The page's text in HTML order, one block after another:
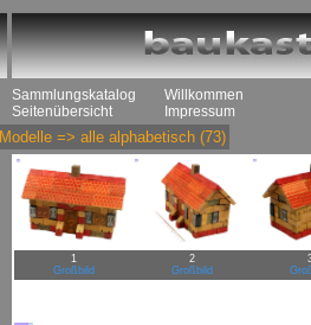
Sammlungskatalog
Seitenübersicht
Willkommen
Impressum
Modelle => alle alphabetisch (73)
1
Großbild
2
Großbild